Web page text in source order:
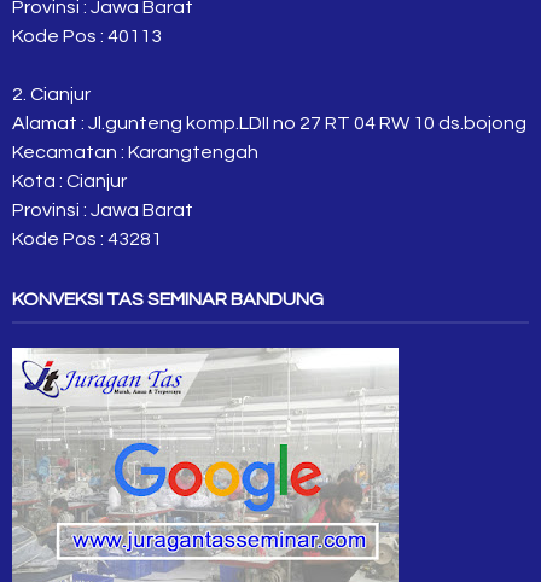
Provinsi : Jawa Barat
Kode Pos : 40113
2. Cianjur
Alamat : Jl.gunteng komp.LDII no 27 RT 04 RW 10 ds.bojong
Kecamatan : Karangtengah
Kota : Cianjur
Provinsi : Jawa Barat
Kode Pos : 43281
KONVEKSI TAS SEMINAR BANDUNG